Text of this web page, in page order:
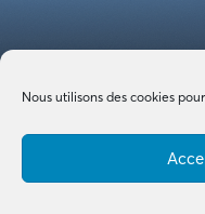
Nous utilisons des cookies